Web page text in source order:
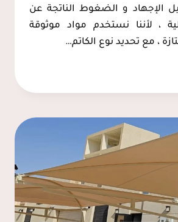
الإجهاد و الضغوط الناتجة عن
، لأننا نستخدم مواد موثوقة
، مع تحديد نوع الكاتم…